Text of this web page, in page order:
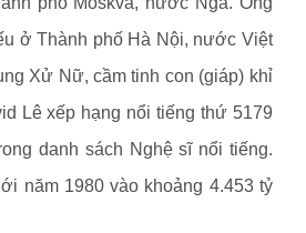
ở Thành phố Hà Nội, nước Việt
Xử Nữ, cầm tinh con (giáp) khỉ
Lê xếp hạng nổi tiếng thứ 5179
danh sách Nghệ sĩ nổi tiếng.
năm 1980 vào khoảng 4.453 tỷ